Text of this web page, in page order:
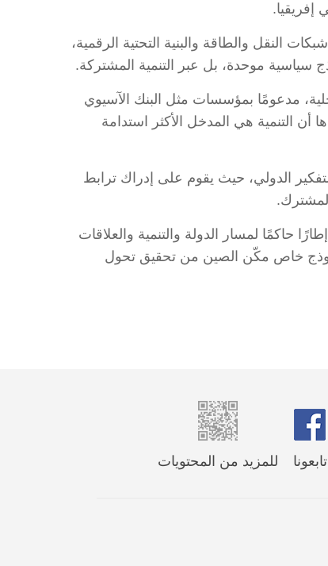
عبر شبكات النقل والطاقة والبنية التحتية الرقمية،
سياسية موحدة، بل عبر التنمية المشتركة.
مدعومًا بمؤسسات مثل البنك الآسيوي
أن التنمية هي المدخل الأكثر استدامة
الدولي، حيث يقوم على إدراك ترابط
المشترك.
حاكمًا لمسار الدولة والتنمية والعلاقات
نموذج خاص مكّن الصين من تحقيق تحول
تابعونا للمزيد من المحتويات